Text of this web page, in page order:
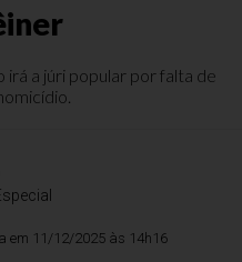
irá a júri popular por falta de
em 11/12/2025 às 14h16